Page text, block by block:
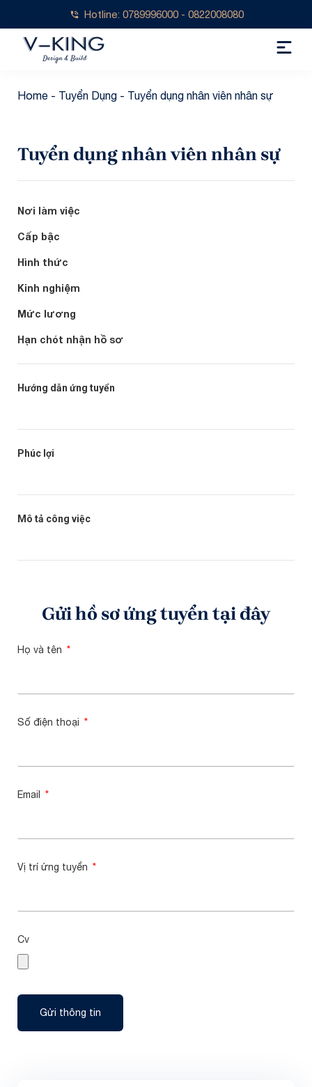
Hotline: 0789996000 - 0822008080
Home - Tuyển Dụng - Tuyển dụng nhân viên nhân sự
Tuyển dụng nhân viên nhân sự
Nơi làm việc
Cấp bậc
Hình thức
Kinh nghiệm
Mức lương
Hạn chót nhận hồ sơ
Hướng dẫn ứng tuyển
Phúc lợi
Mô tả công việc
Gửi hồ sơ ứng tuyển tại đây
Họ và tên
Số điện thoại
Email
Vị trí ứng tuyển
Cv
Gửi thông tin